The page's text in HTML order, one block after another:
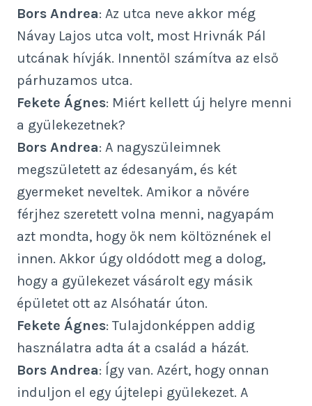
Bors Andrea: Az utca neve akkor még
Návay Lajos utca volt, most Hrivnák Pál
utcának hívják. Innentől számítva az első
párhuzamos utca.
Fekete Ágnes: Miért kellett új helyre menni
a gyülekezetnek?
Bors Andrea: A nagyszüleimnek
megszületett az édesanyám, és két
gyermeket neveltek. Amikor a nővére
férjhez szeretett volna menni, nagyapám
azt mondta, hogy ők nem költöznének el
innen. Akkor úgy oldódott meg a dolog,
hogy a gyülekezet vásárolt egy másik
épületet ott az Alsóhatár úton.
Fekete Ágnes: Tulajdonképpen addig
használatra adta át a család a házát.
Bors Andrea: Így van. Azért, hogy onnan
induljon el egy újtelepi gyülekezet. A